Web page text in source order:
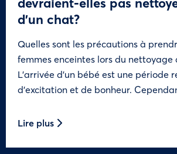
d’un chat?
Quelles sont les précautions à
femmes enceintes lors du nettoyage
L’arrivée d’un bébé est une période
d’excitation et de bonheur.
Lire plus